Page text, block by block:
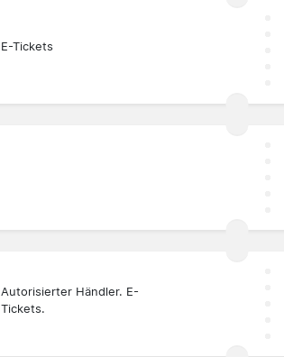
E-Tickets
Autorisierter Händler. E-
Tickets.